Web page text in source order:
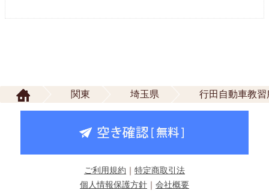
関東 埼玉県 行田自動車教習
ご利用規約 ｜ 特定商取引法
個人情報保護方針 ｜ 会社概要